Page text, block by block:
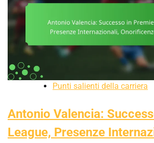
Punti salienti della carriera
Antonio Valencia:
League, Presenze